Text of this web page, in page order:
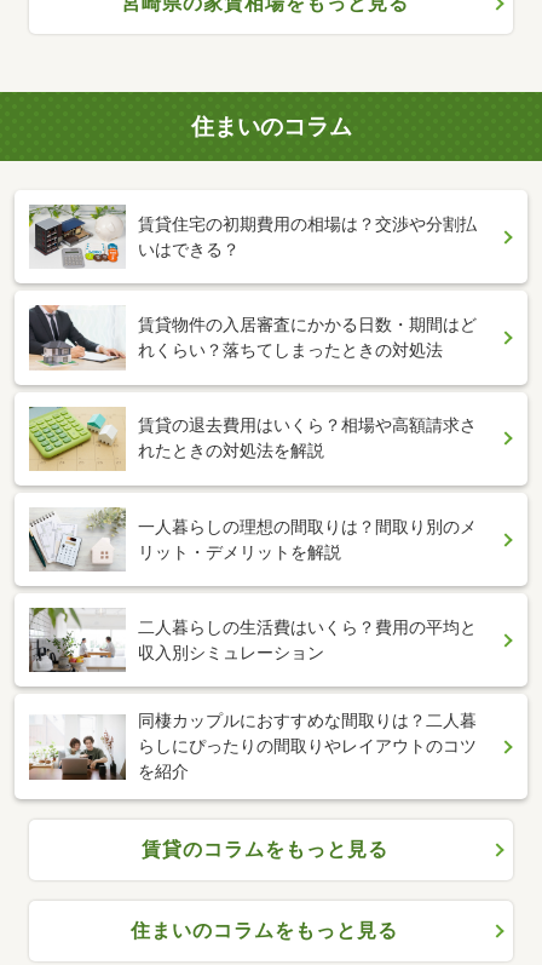
住まいのコラム
賃貸住宅の初期費用の相場は？交渉や分割払
いはできる？
賃貸物件の入居審査にかかる日数・期間はど
れくらい？落ちてしまったときの対処法
賃貸の退去費用はいくら？相場や高額請求さ
れたときの対処法を解説
一人暮らしの理想の間取りは？間取り別のメ
リット・デメリットを解説
二人暮らしの生活費はいくら？費用の平均と
収入別シミュレーション
同棲カップルにおすすめな間取りは？二人暮
らしにぴったりの間取りやレイアウトのコツ
を紹介
賃貸のコラムをもっと見る
住まいのコラムをもっと見る